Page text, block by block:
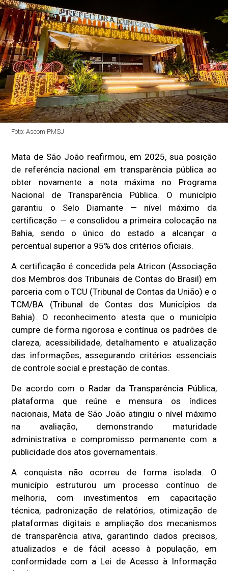
Foto: Ascom PMSJ
Mata de São João reafirmou, em 2025, sua posição
de referência nacional em transparência pública ao
obter novamente a nota máxima no Programa
Nacional de Transparência Pública. O município
garantiu o Selo Diamante — nível máximo da
certificação — e consolidou a primeira colocação na
Bahia, sendo o único do estado a alcançar o
percentual superior a 95% dos critérios oficiais.
A certificação é concedida pela Atricon (Associação
dos Membros dos Tribunais de Contas do Brasil) em
parceria com o TCU (Tribunal de Contas da União) e o
TCM/BA (Tribunal de Contas dos Municípios da
Bahia). O reconhecimento atesta que o município
cumpre de forma rigorosa e contínua os padrões de
clareza, acessibilidade, detalhamento e atualização
das informações, assegurando critérios essenciais
de controle social e prestação de contas.
De acordo com o Radar da Transparência Pública,
plataforma que reúne e mensura os índices
nacionais, Mata de São João atingiu o nível máximo
na avaliação, demonstrando maturidade
administrativa e compromisso permanente com a
publicidade dos atos governamentais.
A conquista não ocorreu de forma isolada. O
município estruturou um processo contínuo de
melhoria, com investimentos em capacitação
técnica, padronização de relatórios, otimização de
plataformas digitais e ampliação dos mecanismos
de transparência ativa, garantindo dados precisos,
atualizados e de fácil acesso à população, em
conformidade com a Lei de Acesso à Informação